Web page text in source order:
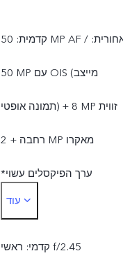
קדמית: 50 MP AF / אחורית:
50 MP עם OIS (מייצב
תמונה אופטי) + 8 MP זווית
רחבה + 2 MP מאקרו
*ערך הפיקסלים עשוי
להשתנות במצבי מצלמה
שונים ובהתאם לשימוש
עוד
קדמי: ראשי f/2.45